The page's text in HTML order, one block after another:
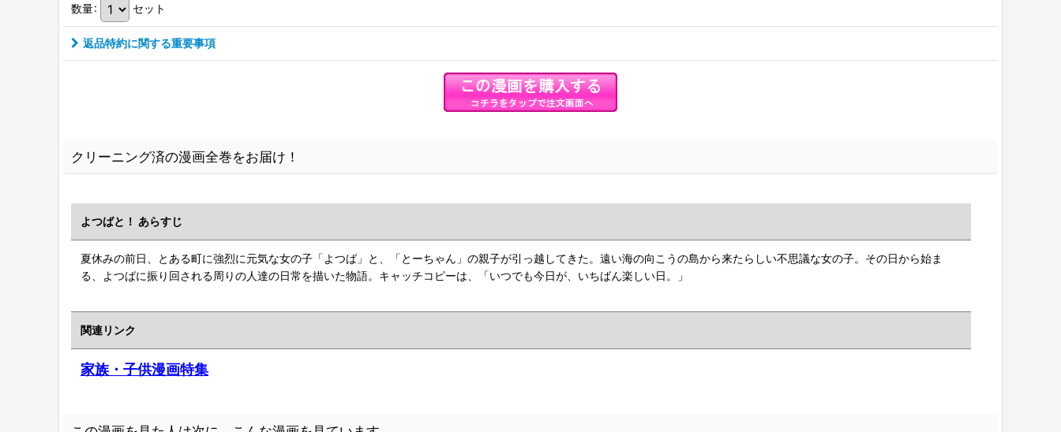
数量: セット
返品特約に関する重要事項
クリーニング済の漫画全巻をお届け！
よつばと！ あらすじ
夏休みの前日、とある町に強烈に元気な女の子「よつば」と、「とーちゃん」の親子が引っ越してきた。遠い海の向こうの島から来たらしい不思議な女の子。その日から始ま
る、よつばに振り回される周りの人達の日常を描いた物語。キャッチコピーは、「いつでも今日が、いちばん楽しい日。」
関連リンク
家族・子供漫画特集